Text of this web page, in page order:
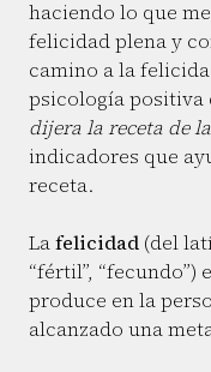
haciendo lo que
felicidad plena y
camino a la
psicología positiva
dijera la receta de
indicadores que
receta.
Lafelicidad (del
“fértil”, “fecundo”)
produce en la
alcanzado una